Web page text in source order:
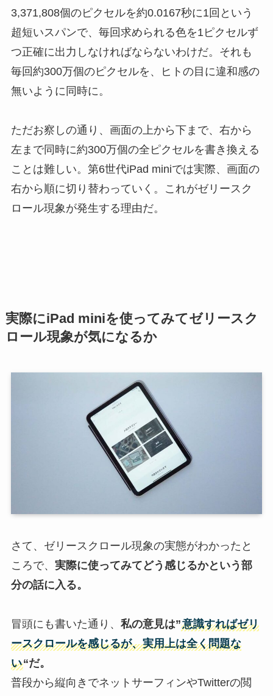
3,371,808個のピクセルを約0.0167秒に1回という
超短いスパンで、毎回求められる色を1ピクセルず
つ正確に出力しなければならないわけだ。それも
毎回約300万個のピクセルを、ヒトの目に違和感の
無いように同時に。
ただお察しの通り、画面の上から下まで、右から
左まで同時に約300万個の全ピクセルを書き換える
ことは難しい。第6世代iPad miniでは実際、画面の
右から順に切り替わっていく。これがゼリースク
ロール現象が発生する理由だ。
実際にiPad miniを使ってみてゼリースク
ロール現象が気になるか
さて、ゼリースクロール現象の実態がわかったと
ころで、 実際に使ってみてどう感じるかという部
分の話に入る。
冒頭にも書いた通り、 私の意見は”意識すればゼリ
ースクロールを感じるが、実用上は全く問題な
い“だ。
普段から縦向きでネットサーフィンやTwitterの閲